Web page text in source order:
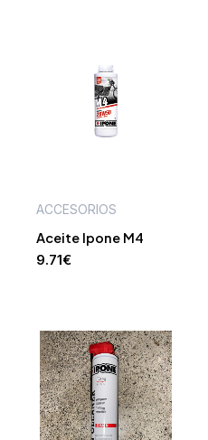
ACCESORIOS
Aceite Ipone M4
9.71€